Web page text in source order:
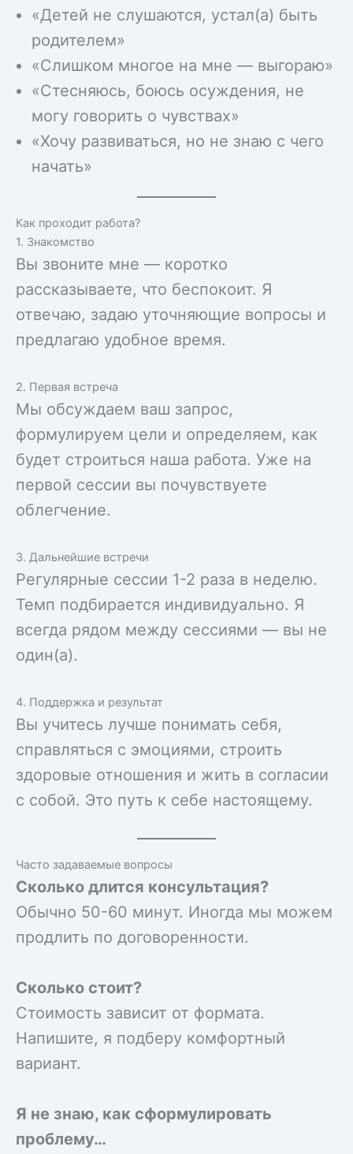
«Детей не слушаются, устал(а) быть
родителем»
«Слишком многое на мне — выгораю»
«Стесняюсь, боюсь осуждения, не
могу говорить о чувствах»
«Хочу развиваться, но не знаю с чего
начать»
Как проходит работа?
1. Знакомство
Вы звоните мне — коротко
рассказываете, что беспокоит. Я
отвечаю, задаю уточняющие вопросы и
предлагаю удобное время.
2. Первая встреча
Мы обсуждаем ваш запрос,
формулируем цели и определяем, как
будет строиться наша работа. Уже на
первой сессии вы почувствуете
облегчение.
3. Дальнейшие встречи
Регулярные сессии 1-2 раза в неделю.
Темп подбирается индивидуально. Я
всегда рядом между сессиями — вы не
один(а).
4. Поддержка и результат
Вы учитесь лучше понимать себя,
справляться с эмоциями, строить
здоровые отношения и жить в согласии
с собой. Это путь к себе настоящему.
Часто задаваемые вопросы
Сколько длится консультация?
Обычно 50-60 минут. Иногда мы можем
продлить по договоренности.
Сколько стоит?
Стоимость зависит от формата.
Напишите, я подберу комфортный
вариант.
Я не знаю, как сформулировать
проблему…